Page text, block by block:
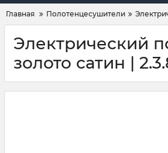
Главная Полотенцесушители
Электрический
золото сатин |